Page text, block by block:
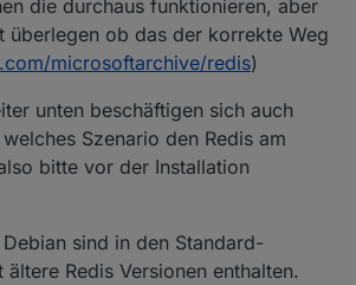
die durchaus funktionieren, aber
überlegen ob das der korrekte Weg
microsoftarchive/redis)
unten beschäftigen sich auch
Szenario den Redis am
bitte vor der Installation
sind in den Standard-
ältere Redis Versionen enthalten.